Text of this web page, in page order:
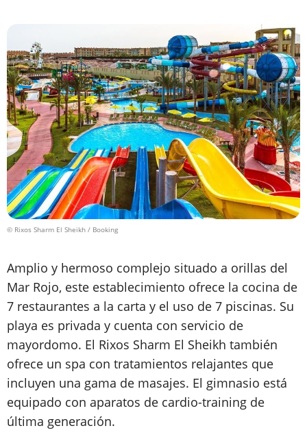
© Rixos Sharm El Sheikh / Booking
Amplio y hermoso complejo situado a orillas del
Mar Rojo, este establecimiento ofrece la cocina de
7 restaurantes a la carta y el uso de 7 piscinas. Su
playa es privada y cuenta con servicio de
mayordomo. El Rixos Sharm El Sheikh también
ofrece un spa con tratamientos relajantes que
incluyen una gama de masajes. El gimnasio está
equipado con aparatos de cardio-training de
última generación.